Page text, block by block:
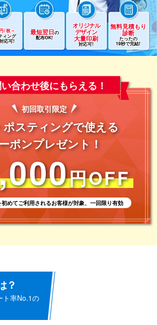
円/枚～
ィング
応可!
最短翌日の
配布OK!
オリジナル
デザイン
大量印刷
対応可!
無料見積もり
診断
たったの
19秒で完結!
合わせ後にもらえる！
初回取引限定
ポスティングで使える
ポンプレゼント！
円OFF
めてご利用されるお客様が対象、一回限り有効
？
ト率No.1の